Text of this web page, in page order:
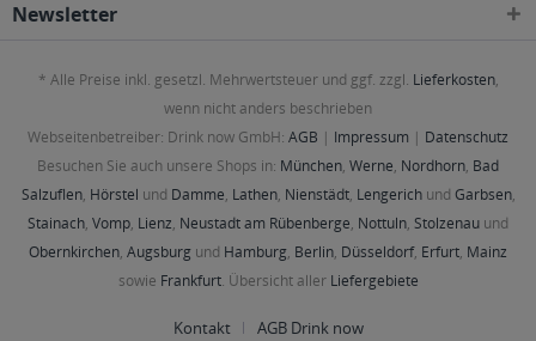
Newsletter
* Alle Preise inkl. gesetzl. Mehrwertsteuer und ggf. zzgl. Lieferkosten,
wenn nicht anders beschrieben
Webseitenbetreiber: Drink now GmbH: AGB | Impressum | Datenschutz
Besuchen Sie auch unsere Shops in: München, Werne, Nordhorn, Bad
Salzuflen, Hörstel und Damme, Lathen, Nienstädt, Lengerichund Garbsen,
Stainach, Vomp, Lienz, Neustadt am Rübenberge, Nottuln, Stolzenau und
Obernkirchen, Augsburg und Hamburg, Berlin, Düsseldorf, Erfurt, Mainz
sowie Frankfurt. Übersicht aller Liefergebiete
Kontakt AGB Drink now